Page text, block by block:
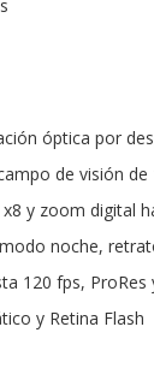
óptica por
de visión de
y zoom digital
noche,
120 fps, ProRes
y Retina Flash